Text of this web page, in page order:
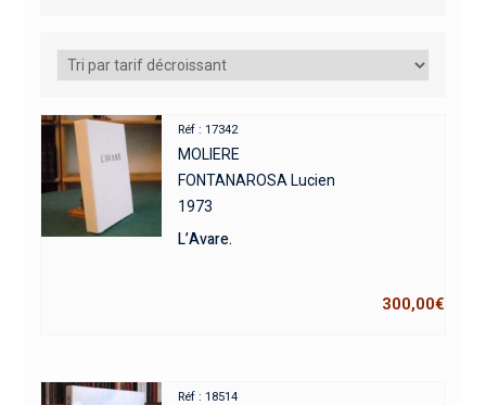
Réf : 17342
MOLIERE
FONTANAROSA Lucien
1973
L’Avare.
300,00€
Réf : 18514